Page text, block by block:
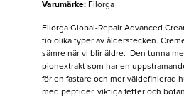
Varumärke: Filorga
Filorga Global-Repair Advanced
tio olika typer av ålderstecken.
sämre när vi blir äldre. Den tunna
pionextrakt som har en
för en fastare och mer väldefinierad
med peptider, viktiga fetter och